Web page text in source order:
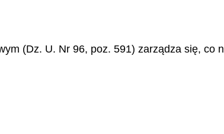
(Dz. U. Nr 96, poz. 591) zarządza się, co